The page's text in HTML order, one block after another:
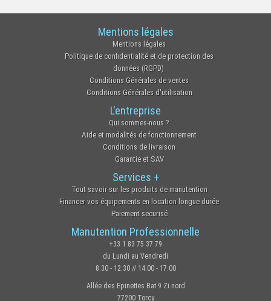
Mentions légales
Mentions légales
Politique de confidentialité et de protection des
données (RGPD)
Conditions Générales de ventes
Conditions Générales d'utilisation
L'entreprise
Qui sommes-nous ?
Aide et modalités de fonctionnement
Conditions de livraison
Garantie et SAV
Services +
Tout savoir sur les produits de manutention
Financer vos équipements en location longue durée
Paiement securisé
Manutention Professionnelle
+33 1 83 75 37 79
du Lundi au Vendredi
8.30 - 12.30 // 14.00 - 17.00
Allée des Epinettes Bat 9 Zi nord
77200 Torcy